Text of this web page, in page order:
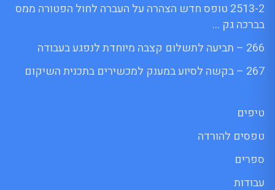
2513-2 טופס חדש הצהרה על העברה לחול הפטורה ממס
בברכה גק …
266 – תביעה לתשלום קצבה מיוחדת לנפגע בעבודה
267 – בקשה לסיוע במענק למכשירים בתכנית השיקום
טיפים
טפסים להורדה
ספרים
עבודות